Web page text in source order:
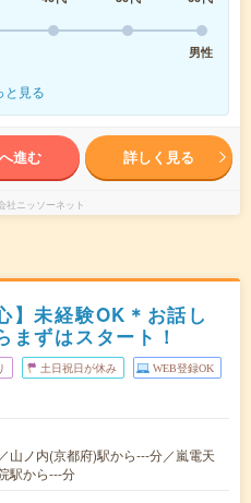
男性
と見る
進む 詳しく見る
社ニッソーネット
】未経験OK＊お話し
まずはスタート！
土日祝日が休み WEB登録OK
山ノ内(京都府)駅から---分／嵐電天
駅から---分